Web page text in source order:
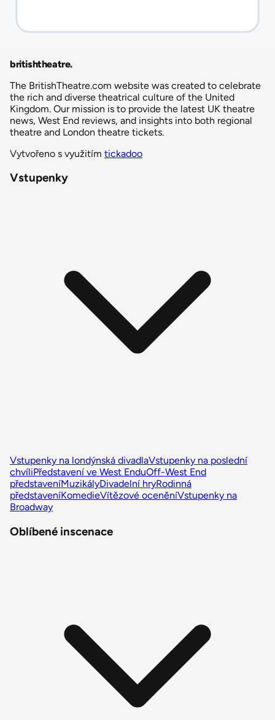
britishtheatre.
The BritishTheatre.com website was created to celebrate
the rich and diverse theatrical culture of the United
Kingdom. Our mission is to provide the latest UK theatre
news, West End reviews, and insights into both regional
theatre and London theatre tickets.
Vytvořeno s využitím tickadoo
Vstupenky
Vstupenky na londýnská divadlaVstupenky na poslední
chvíliPředstavení ve West EnduOff-West End
představeníMuzikályDivadelní hryRodinná
představeníKomedieVítězové oceněníVstupenky na
Broadway
Oblíbené inscenace